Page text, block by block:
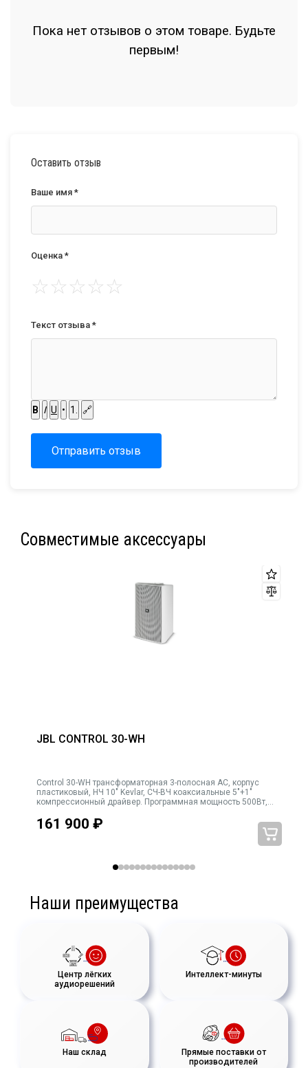
Пока нет отзывов о этом товаре. Будьте
первым!
Оставить отзыв
Ваше имя *
Оценка *
☆☆☆☆☆
Текст отзыва *
B I U • 1. 🔗
Отправить отзыв
Совместимые аксессуары
JBL CONTROL 30-WH
Control 30-WH трансформаторная 3-полосная АС, корпус
пластиковый, НЧ 10" Kevlar, СЧ-ВЧ коаксиальные 5"+1"
компрессионный драйвер. Программная мощность 500Вт,
150Вт/75Вт/38Вт/19Вт. Переключатель режимов 4Ω/70В
161 900 ₽
Наши преимущества
Центр лёгких
аудиорешений
Интеллект-минуты
Наш склад
Прямые поставки от
производителей